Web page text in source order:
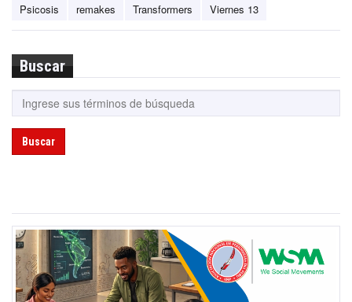
Psicosis
remakes Transformers Viernes 13
Buscar
Buscar